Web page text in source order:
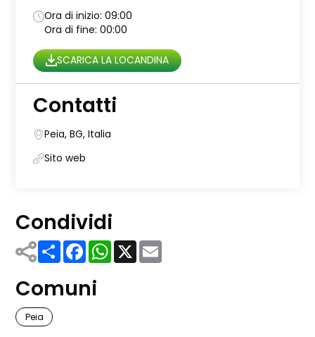
Ora di inizio: 09:00
Ora di fine: 00:00
SCARICA LA LOCANDINA
Contatti
Peia, BG, Italia
Sito web
Condividi
ShareFacebook
WhatsApp
X
Comuni
Peia